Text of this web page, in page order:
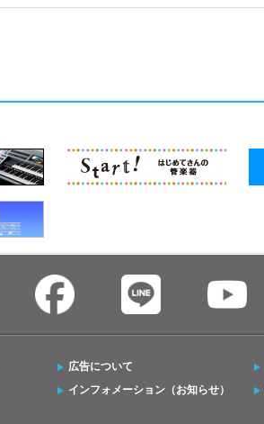
広告について
インフォメーション（お知らせ）